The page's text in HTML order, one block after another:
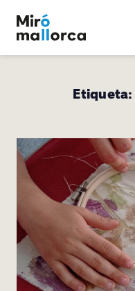
Etiqueta: